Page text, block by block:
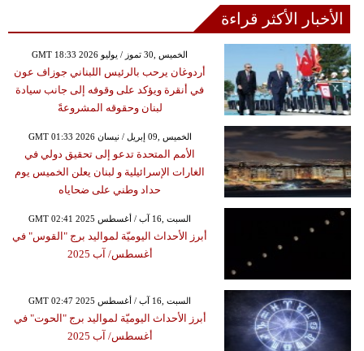
الأخبار الأكثر قراءة
GMT 18:33 2026 الخميس ,30 تموز / يوليو
أردوغان يرحب بالرئيس اللبناني جوزاف عون
في أنقرة ويؤكد على وقوفه إلى جانب سيادة
لبنان وحقوقه المشروعةً
GMT 01:33 2026 الخميس ,09 إبريل / نيسان
الأمم المتحدة تدعو إلى تحقيق دولي في
الغارات الإسرائيلية و لبنان يعلن الخميس يوم
حداد وطني على ضحاياه
GMT 02:41 2025 السبت ,16 آب / أغسطس
أبرز الأحداث اليوميّة لمواليد برج "القوس" في
أغسطس/ آب 2025
GMT 02:47 2025 السبت ,16 آب / أغسطس
أبرز الأحداث اليوميّة لمواليد برج "الحوت" في
أغسطس/ آب 2025